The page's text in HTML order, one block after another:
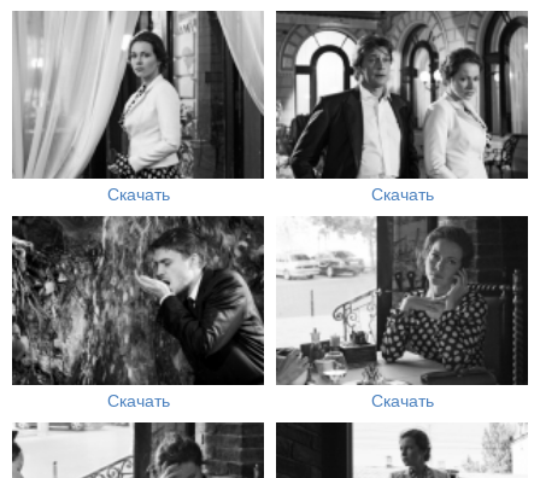
Скачать Скачать
Скачать Скачать